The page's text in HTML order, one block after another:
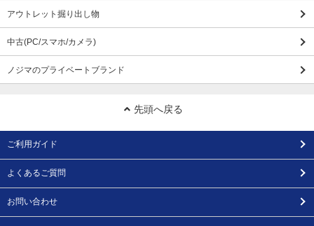
アウトレット掘り出し物
中古(PC/スマホ/カメラ)
ノジマのプライベートブランド
先頭へ戻る
ご利用ガイド
よくあるご質問
お問い合わせ